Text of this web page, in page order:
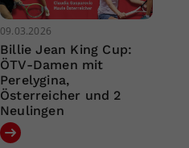
09.03.2026
Billie Jean King Cup:
ÖTV-Damen mit
Perelygina,
Österreicher und 2
Neulingen